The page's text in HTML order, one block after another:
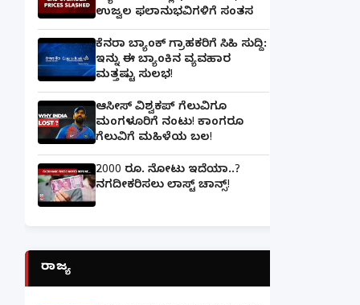
ಉಜ್ವಲ ಫಲಾನುಭವಿಗಳಿಗೆ ಸಂತಸ
ಕೆನರಾ ಬ್ಯಾಂಕ್‌ ಗ್ರಾಹಕರಿಗೆ ಸಿಹಿ ಸುದ್ದಿ:
ಇನ್ನು ಈ ಬ್ಯಾಂಕಿನ ವ್ಯವಹಾರ
ಮತ್ತಷ್ಟು ಸುಲಭ!
ಆಸೀಸ್ ವಿಶ್ವಕಪ್ ಗೆಲುವಿಗೂ
ಮಂಗಳೂರಿಗೆ ನಂಟು! ಕಾಂಗರೂ
ಗೆಲುವಿಗೆ ಮಹಿಳೆಯ ಬಲ!
2000 ರೂ. ನೋಟು ಇದೆಯಾ..?
ನಗದೀಕರಿಸಲು ಲಾಸ್ಟ್‌ ಚಾನ್ಸ್‌!
ರಾಜ್ಯ